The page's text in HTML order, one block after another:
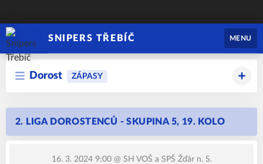
SNIPERS TŘEBÍČ MENU
Dorost ZÁPASY
2. LIGA DOROSTENCŮ - SKUPINA 5, 19. KOLO
16. 3. 2024 9:00@ SH VOŠ a SPŠ Žďár n. S.